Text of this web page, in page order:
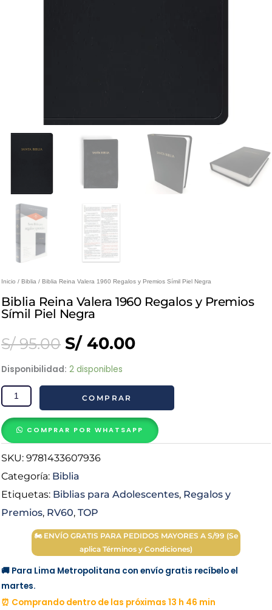
Inicio / Biblia / Biblia Reina Valera 1960 Regalos y Premios Símil Piel Negra
Biblia Reina Valera 1960 Regalos y Premios
Símil Piel Negra
S/95.00 Original
price
was:
S/ 95.00.
S/ 40.00Current
S/ 40.00.
Disponibilidad: 2 disponibles
Biblia
Reina
Valera
Regalos
y
Premios
Símil
Piel
COMPRAR
COMPRAR POR WHATSAPP
SKU: 9781433607936
Categoría: Biblia
Etiquetas: Biblias para Adolescentes, Regalos y
Premios, RV60, TOP
🏍 ENVÍO GRATIS PARA PEDIDOS MAYORES A S/99 (Se
aplica Términos y Condiciones)
🚚 Para Lima Metropolitana con envío gratis recíbelo el
martes.
⏰ Comprando dentro de las próximas 13 h 46 min